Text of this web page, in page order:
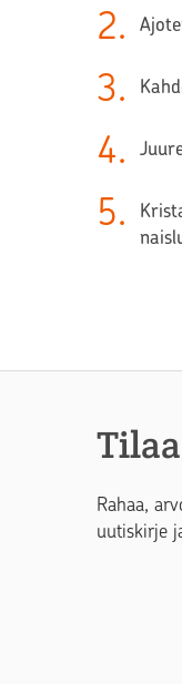
2.
3.
4.
5.
Rahaa,
uutiskirje